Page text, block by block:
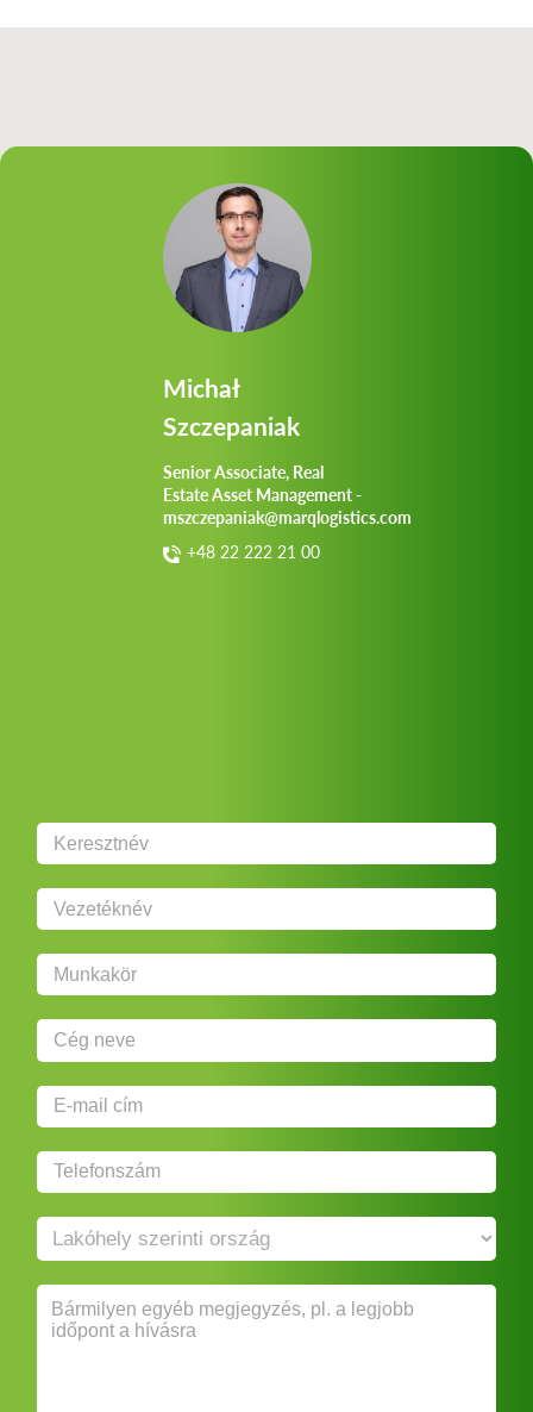
Michał
Szczepaniak
Senior Associate, Real
Estate Asset Management -
mszczepaniak@marqlogistics.com
+48 22 222 21 00